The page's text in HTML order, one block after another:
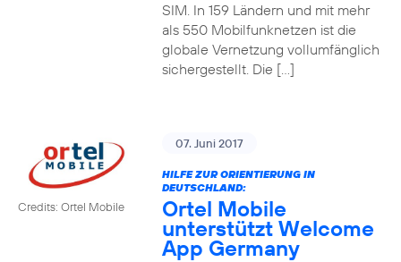
SIM. In 159 Ländern und mit mehr
als 550 Mobilfunknetzen ist die
globale Vernetzung vollumfänglich
sichergestellt. Die […]
Credits: Ortel Mobile
07. Juni 2017
HILFE ZUR ORIENTIERUNG IN
DEUTSCHLAND:
Ortel Mobile
unterstützt Welcome
App Germany